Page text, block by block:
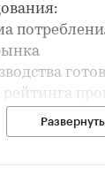
рейтинга
и
Развернуть